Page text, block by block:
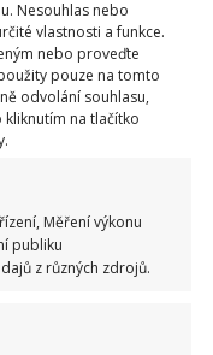
Nesouhlas nebo
vlastnosti a funkce.
nebo proveďte
pouze na tomto
odvolání souhlasu,
na tlačítko
Měření výkonu
publiku
z různých zdrojů.